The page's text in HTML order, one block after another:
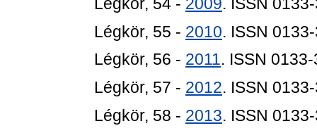
Légkör, 55 - 2010. ISSN
Légkör, 56 - 2011. ISSN
Légkör, 57 - 2012. ISSN
Légkör, 58 - 2013. ISSN